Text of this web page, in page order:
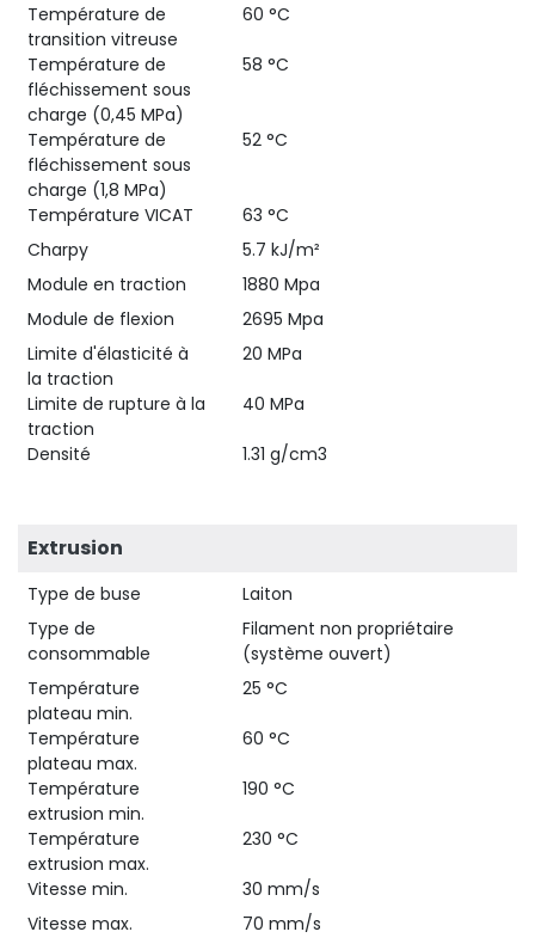
Température de
transition vitreuse
60 °C
Température de
fléchissement sous
charge (0,45 MPa)
58 °C
Température de
fléchissement sous
charge (1,8 MPa)
52 °C
Température VICAT
63 °C
Charpy
5.7 kJ/m²
Module en traction
1880 Mpa
Module de flexion
2695 Mpa
Limite d'élasticité à
la traction
20 MPa
Limite de rupture à la
traction
40 MPa
Densité 1.31 g/cm3
Extrusion
Type de buse
Laiton
Type de
consommable
Filament non propriétaire
(système ouvert)
Température
plateau min.
25 °C
Température
plateau max.
60 °C
Température
extrusion min.
190 °C
Température
extrusion max.
230 °C
Vitesse min.
30 mm/s
Vitesse max.
70 mm/s